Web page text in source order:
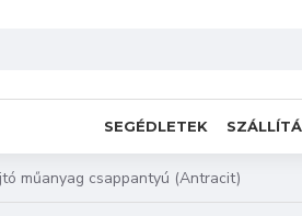
SEGÉDLETEK
műanyag csappantyú (Antracit)